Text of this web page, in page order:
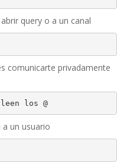
query o a un canal
comunicarte privadamente
los @
a un usuario